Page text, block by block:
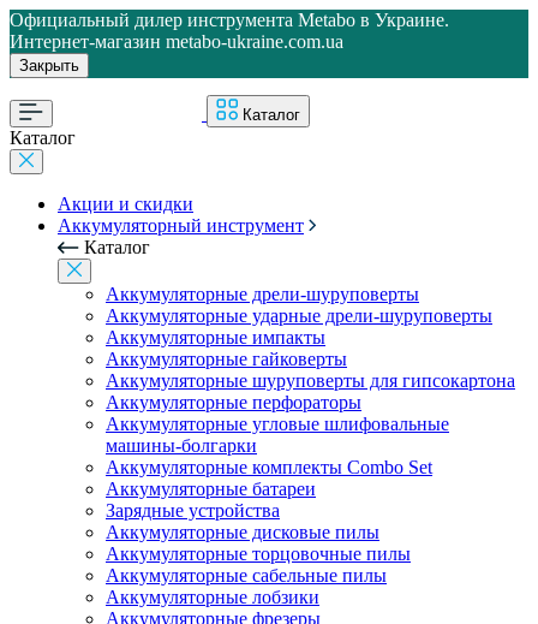
Официальный дилер инструмента Metabo в Украине.
Интернет-магазин metabo-ukraine.com.ua
Закрыть
Каталог
Каталог
Акции и скидки
Аккумуляторный инструмент
Каталог
Аккумуляторные дрели-шуруповерты
Аккумуляторные ударные дрели-шуруповерты
Аккумуляторные импакты
Аккумуляторные гайковерты
Аккумуляторные шуруповерты для гипсокартона
Аккумуляторные перфораторы
Аккумуляторные угловые шлифовальные
машины-болгарки
Аккумуляторные комплекты Combo Set
Аккумуляторные батареи
Зарядные устройства
Аккумуляторные дисковые пилы
Аккумуляторные торцовочные пилы
Аккумуляторные сабельные пилы
Аккумуляторные лобзики
Аккумуляторные фрезеры